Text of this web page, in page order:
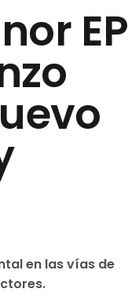
EP
en las vías de